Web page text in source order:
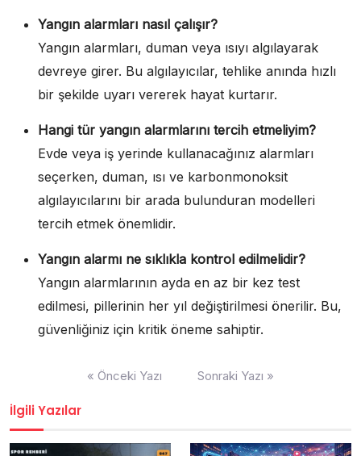
Yangın alarmları nasıl çalışır?
Yangın alarmları, duman veya ısıyı algılayarak
devreye girer. Bu algılayıcılar, tehlike anında hızlı
bir şekilde uyarı vererek hayat kurtarır.
Hangi tür yangın alarmlarını tercih etmeliyim?
Evde veya iş yerinde kullanacağınız alarmları
seçerken, duman, ısı ve karbonmonoksit
algılayıcılarını bir arada bulunduran modelleri
tercih etmek önemlidir.
Yangın alarmı ne sıklıkla kontrol edilmelidir?
Yangın alarmlarının ayda en az bir kez test
edilmesi, pillerinin her yıl değiştirilmesi önerilir. Bu,
güvenliğiniz için kritik öneme sahiptir.
« Önceki Yazı Sonraki Yazı »
İlgili Yazılar